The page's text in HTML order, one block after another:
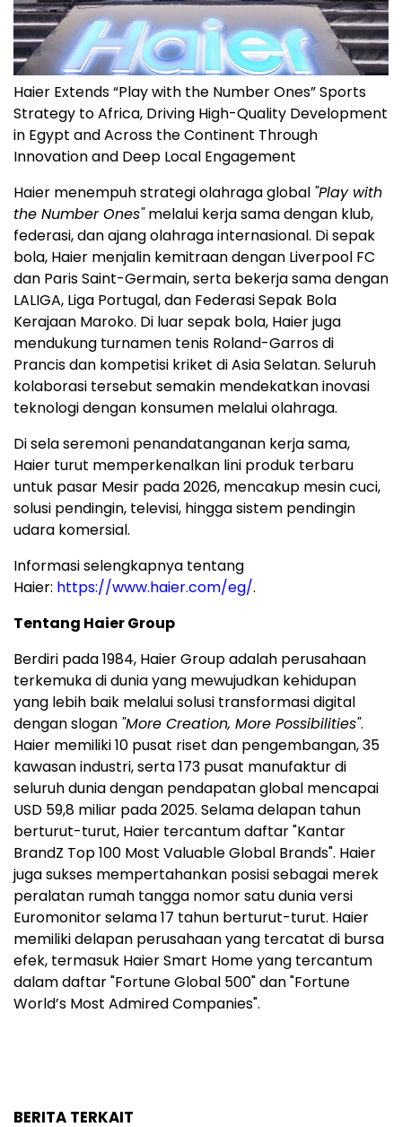
Haier Extends “Play with the Number Ones” Sports
Strategy to Africa, Driving High-Quality Development
in Egypt and Across the Continent Through
Innovation and Deep Local Engagement
Haier menempuh strategi olahraga global "Play with
the Number Ones"melalui kerja sama dengan klub,
federasi, dan ajang olahraga internasional. Di sepak
bola, Haier menjalin kemitraan dengan Liverpool FC
dan Paris Saint-Germain, serta bekerja sama dengan
LALIGA, Liga Portugal, dan Federasi Sepak Bola
Kerajaan Maroko. Di luar sepak bola, Haier juga
mendukung turnamen tenis Roland-Garros di
Prancis dan kompetisi kriket di Asia Selatan. Seluruh
kolaborasi tersebut semakin mendekatkan inovasi
teknologi dengan konsumen melalui olahraga.
Di sela seremoni penandatanganan kerja sama,
Haier turut memperkenalkan lini produk terbaru
untuk pasar Mesir pada 2026, mencakup mesin cuci,
solusi pendingin, televisi, hingga sistem pendingin
udara komersial.
Informasi selengkapnya tentang
Haier: https://www.haier.com/eg/.
Tentang Haier Group
Berdiri pada 1984, Haier Group adalah perusahaan
terkemuka di dunia yang mewujudkan kehidupan
yang lebih baik melalui solusi transformasi digital
dengan slogan "More Creation, More Possibilities".
Haier memiliki 10 pusat riset dan pengembangan, 35
kawasan industri, serta 173 pusat manufaktur di
seluruh dunia dengan pendapatan global mencapai
USD 59,8 miliar pada 2025. Selama delapan tahun
berturut-turut, Haier tercantum daftar "Kantar
BrandZ Top 100 Most Valuable Global Brands". Haier
juga sukses mempertahankan posisi sebagai merek
peralatan rumah tangga nomor satu dunia versi
Euromonitor selama 17 tahun berturut-turut. Haier
memiliki delapan perusahaan yang tercatat di bursa
efek, termasuk Haier Smart Home yang tercantum
dalam daftar "Fortune Global 500" dan "Fortune
World’s Most Admired Companies".
BERITA TERKAIT